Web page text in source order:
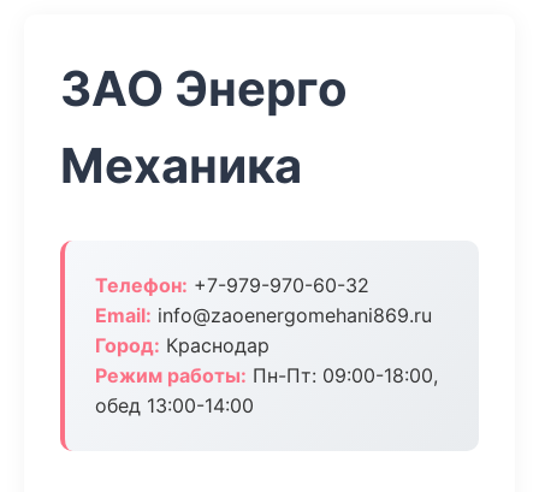
ЗАО Энерго
Механика
Телефон: +7-979-970-60-32
Email: info@zaoenergomehani869.ru
Город: Краснодар
Режим работы: Пн-Пт: 09:00-18:00,
обед 13:00-14:00